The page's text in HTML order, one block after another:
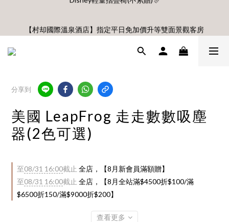
Disney輕量摺疊椅(不累贈)🎊
8月 新會員 首購免運🔥
🎊8月底前、首購滿$3500贈UBMOM透明防水提袋 滿$6500贈
Disney輕量摺疊椅(不累贈)🎊
分享到
美國 LeapFrog 走走數數吸塵
器(2色可選)
至08/31 16:00截止 全店，【8月新會員滿額贈】
至08/31 16:00截止 全店，【8月全站滿$4500折$100/滿
$6500折150/滿$9000折$200】
查看更多